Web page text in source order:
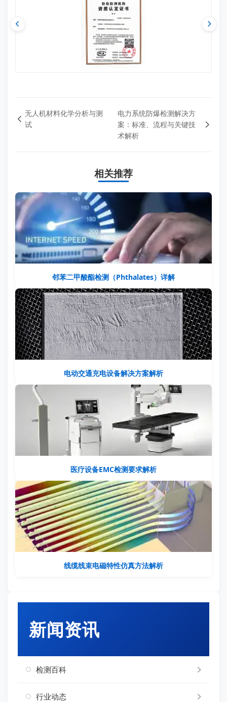
无人机材料化学分析与测
试
电力系统防爆检测解决方
案：标准、流程与关键技
术解析
相关推荐
邻苯二甲酸酯检测（Phthalates）详解
电动交通充电设备解决方案解析
医疗设备EMC检测要求解析
线缆线束电磁特性仿真方法解析
新闻资讯
检测百科
行业动态